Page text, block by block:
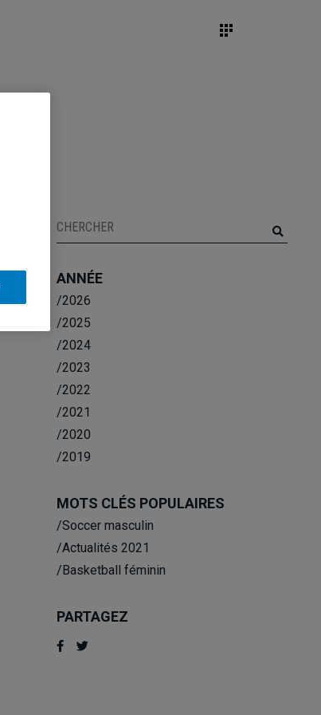
ANNÉE
/2026
/2025
/2024
/2023
/2022
/2021
/2020
/2019
MOTS CLÉS POPULAIRES
/Soccer masculin
/Actualités 2021
/Basketball féminin
PARTAGEZ